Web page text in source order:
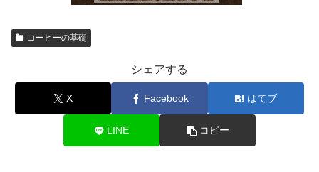
コーヒーの基礎
シェアする
X Facebook はてブ
LINE コピー